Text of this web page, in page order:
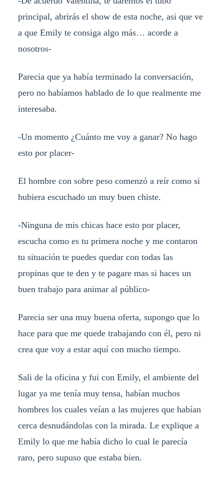
principal, abrirás el show de esta noche, asi que ve
a que Emily te consiga algo más… acorde a
nosotros-
Parecia que ya había terminado la conversación,
pero no habíamos hablado de lo que realmente me
interesaba.
-Un momento ¿Cuánto me voy a ganar? No hago
esto por placer-
El hombre con sobre peso comenzó a reír como si
hubiera escuchado un muy buen chiste.
-Ninguna de mis chicas hace esto por placer,
escucha como es tu primera noche y me contaron
tu situación te puedes quedar con todas las
propinas que te den y te pagare mas si haces un
buen trabajo para animar al público-
Parecia ser una muy buena oferta, supongo que lo
hace para que me quede trabajando con él, pero ni
crea que voy a estar aquí con mucho tiempo.
Sali de la oficina y fui con Emily, el ambiente del
lugar ya me tenía muy tensa, habían muchos
hombres los cuales veían a las mujeres que habían
cerca desnudándolas con la mirada. Le explique a
Emily lo que me había dicho lo cual le parecía
raro, pero supuso que estaba bien.